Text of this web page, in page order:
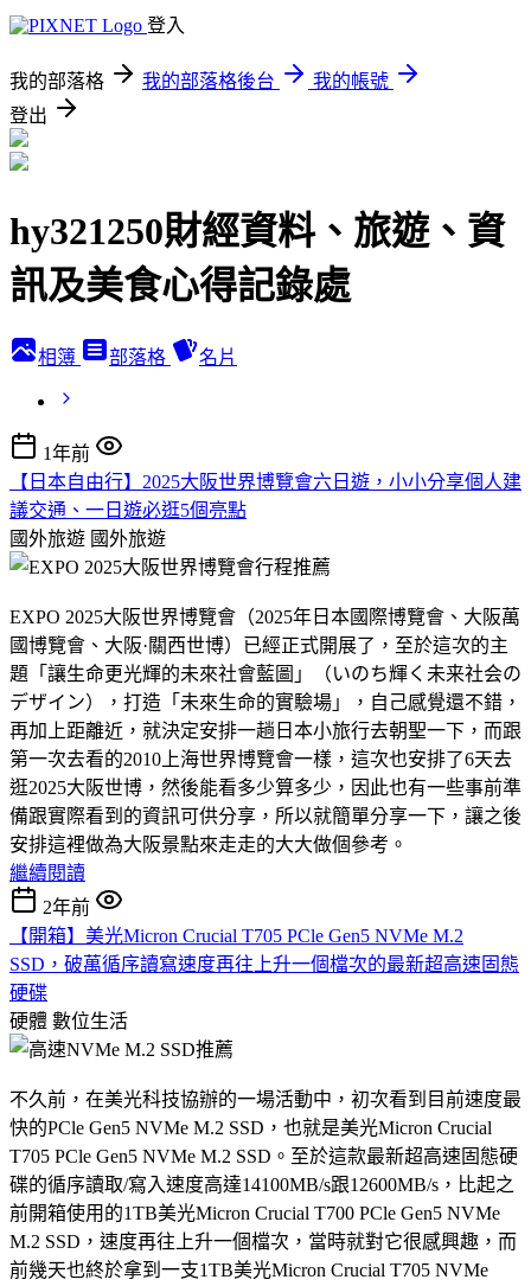
登入
我的部落格 我的部落格後台
我的帳號
登出
hy321250財經資料、旅遊、資
訊及美食心得記錄處
相簿 部落格 名片
1年前
【日本自由行】2025大阪世界博覽會六日遊，小小分享個人建
議交通、一日遊必逛5個亮點
國外旅遊 國外旅遊
EXPO 2025大阪世界博覽會（2025年日本國際博覽會、大阪萬
國博覽會、大阪·關西世博）已經正式開展了，至於這次的主
題「讓生命更光輝的未來社會藍圖」（いのち輝く未来社会の
デザイン），打造「未來生命的實驗場」，自己感覺還不錯，
再加上距離近，就決定安排一趟日本小旅行去朝聖一下，而跟
第一次去看的2010上海世界博覽會一樣，這次也安排了6天去
逛2025大阪世博，然後能看多少算多少，因此也有一些事前準
備跟實際看到的資訊可供分享，所以就簡單分享一下，讓之後
安排這裡做為大阪景點來走走的大大做個參考。
繼續閱讀
2年前
【開箱】美光Micron Crucial T705 PCle Gen5 NVMe M.2
SSD，破萬循序讀寫速度再往上升一個檔次的最新超高速固態
硬碟
硬體 數位生活
不久前，在美光科技協辦的一場活動中，初次看到目前速度最
快的PCle Gen5 NVMe M.2 SSD，也就是美光Micron Crucial
T705 PCle Gen5 NVMe M.2 SSD。至於這款最新超高速固態硬
碟的循序讀取/寫入速度高達14100MB/s跟12600MB/s，比起之
前開箱使用的1TB美光Micron Crucial T700 PCle Gen5 NVMe
M.2 SSD，速度再往上升一個檔次，當時就對它很感興趣，而
前幾天也終於拿到一支1TB美光Micron Crucial T705 NVMe